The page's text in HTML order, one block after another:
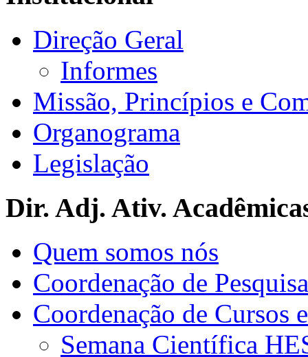
Direção Geral
Informes
Missão, Princípios e
Organograma
Legislação
Dir. Adj. Ativ.
Quem somos nós
Coordenação de Pesquisa
Coordenação de Cursos
Semana Científica